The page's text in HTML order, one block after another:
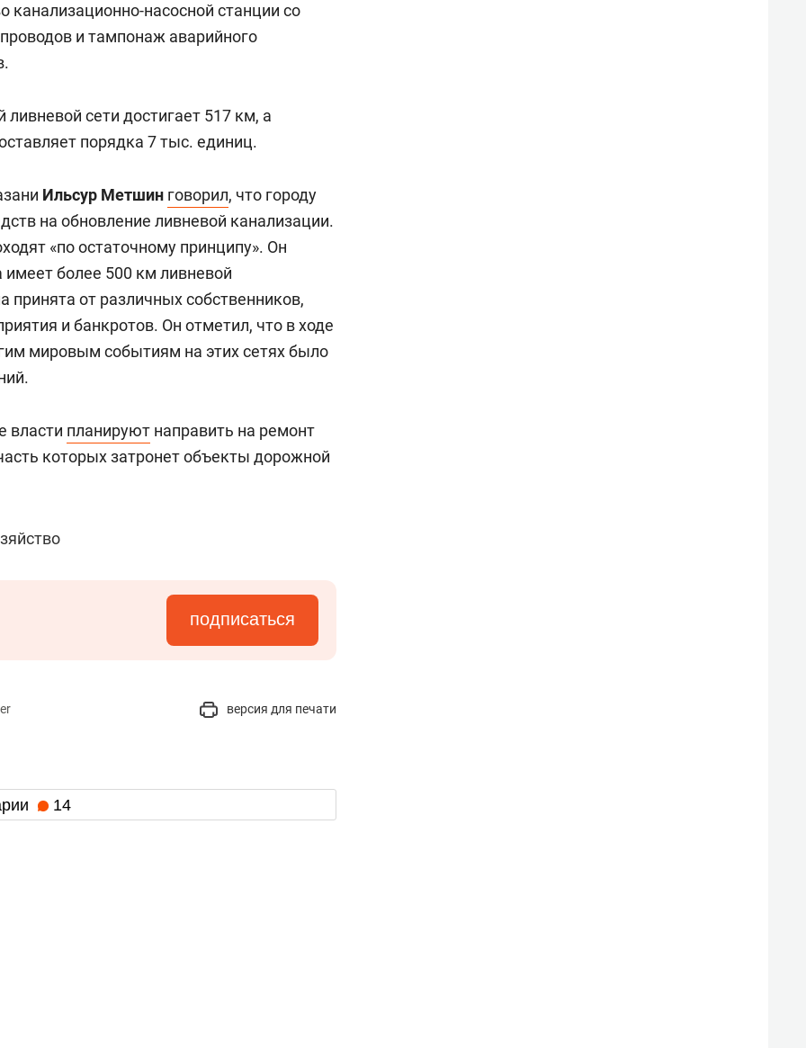
канализационно-насосной станции со
и тампонаж аварийного
сети достигает 517 км, а
порядка 7 тыс. единиц.
Ильсур Метшин говорил, что городу
на обновление ливневой канализации.
«по остаточному принципу». Он
имеет более 500 км ливневой
принята от различных собственников,
и банкротов. Он отметил, что в ходе
мировым событиям на этих сетях было
власти планируют направить на ремонт
которых затронет объекты дорожной
подписаться
версия для печати
14